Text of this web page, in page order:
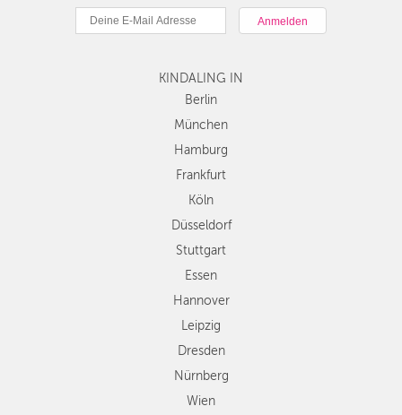
München
Hamburg
Köln
Düsseldorf
Stuttgart
Essen
Dresden
Nürnberg
Wien
Zürich
Andere
Regionen
KINDALING IN
Berlin
München
Hamburg
Frankfurt
Köln
Düsseldorf
Stuttgart
Essen
Hannover
Leipzig
Dresden
Nürnberg
Wien